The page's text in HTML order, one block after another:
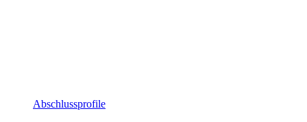
Abschlussprofile